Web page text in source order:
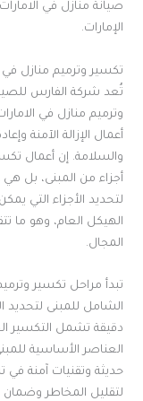
صيانة منازل في
الإمارات.
تكسير وترميم منازل في
تُعد شركة الفارس
وترميم منازل في
أعمال الإزالة الآمنة
والسلامة. إن أعمال
أجزاء من المبنى، بل هي
لتحديد الأجزاء التي
الهيكل العام، وهو ما
المجال.
تبدأ مراحل تكسير
الشامل للمبنى
دقيقة تشمل التكسير
العناصر الأساسية
حديثة وتقنيات آمنة في
لتقليل المخاطر وضمان